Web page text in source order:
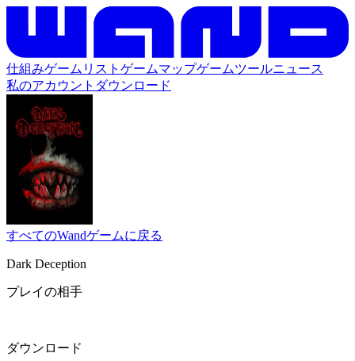
仕組みゲームリスト ゲームマップゲームツールニュース
私のアカウント ダウンロード
すべてのWandゲームに戻る
Dark Deception
プレイの相手
ダウンロード